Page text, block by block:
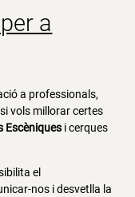
a
a professionals,
vols millorar certes
Escèniques i cerques
el
nos i desvetlla la